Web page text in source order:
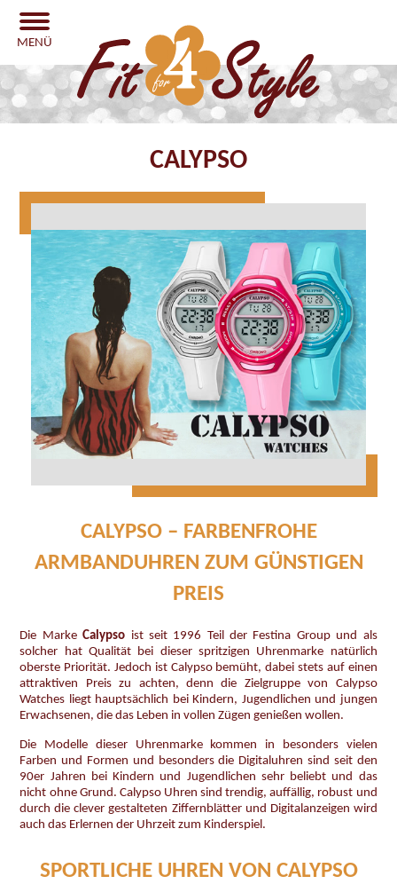
MENÜ
CALYPSO
CALYPSO – FARBENFROHE
ARMBANDUHREN ZUM GÜNSTIGEN
PREIS
Die MarkeCalypso ist seit 1996 Teil der Festina Group und als
solcher hat Qualität bei dieser spritzigen Uhrenmarke natürlich
oberste Priorität. Jedoch ist Calypso bemüht, dabei stets auf einen
attraktiven Preis zu achten, denn die Zielgruppe von Calypso
Watches liegt hauptsächlich bei Kindern, Jugendlichen und jungen
Erwachsenen, die das Leben in vollen Zügen genießen wollen.
Die Modelle dieser Uhrenmarke kommen in besonders vielen
Farben und Formen und besonders die Digitaluhren sind seit den
90er Jahren bei Kindern und Jugendlichen sehr beliebt und das
nicht ohne Grund. Calypso Uhren sind trendig, auffällig, robust und
durch die clever gestalteten Ziffernblätter und Digitalanzeigen wird
auch das Erlernen der Uhrzeit zum Kinderspiel.
SPORTLICHE UHREN VON CALYPSO